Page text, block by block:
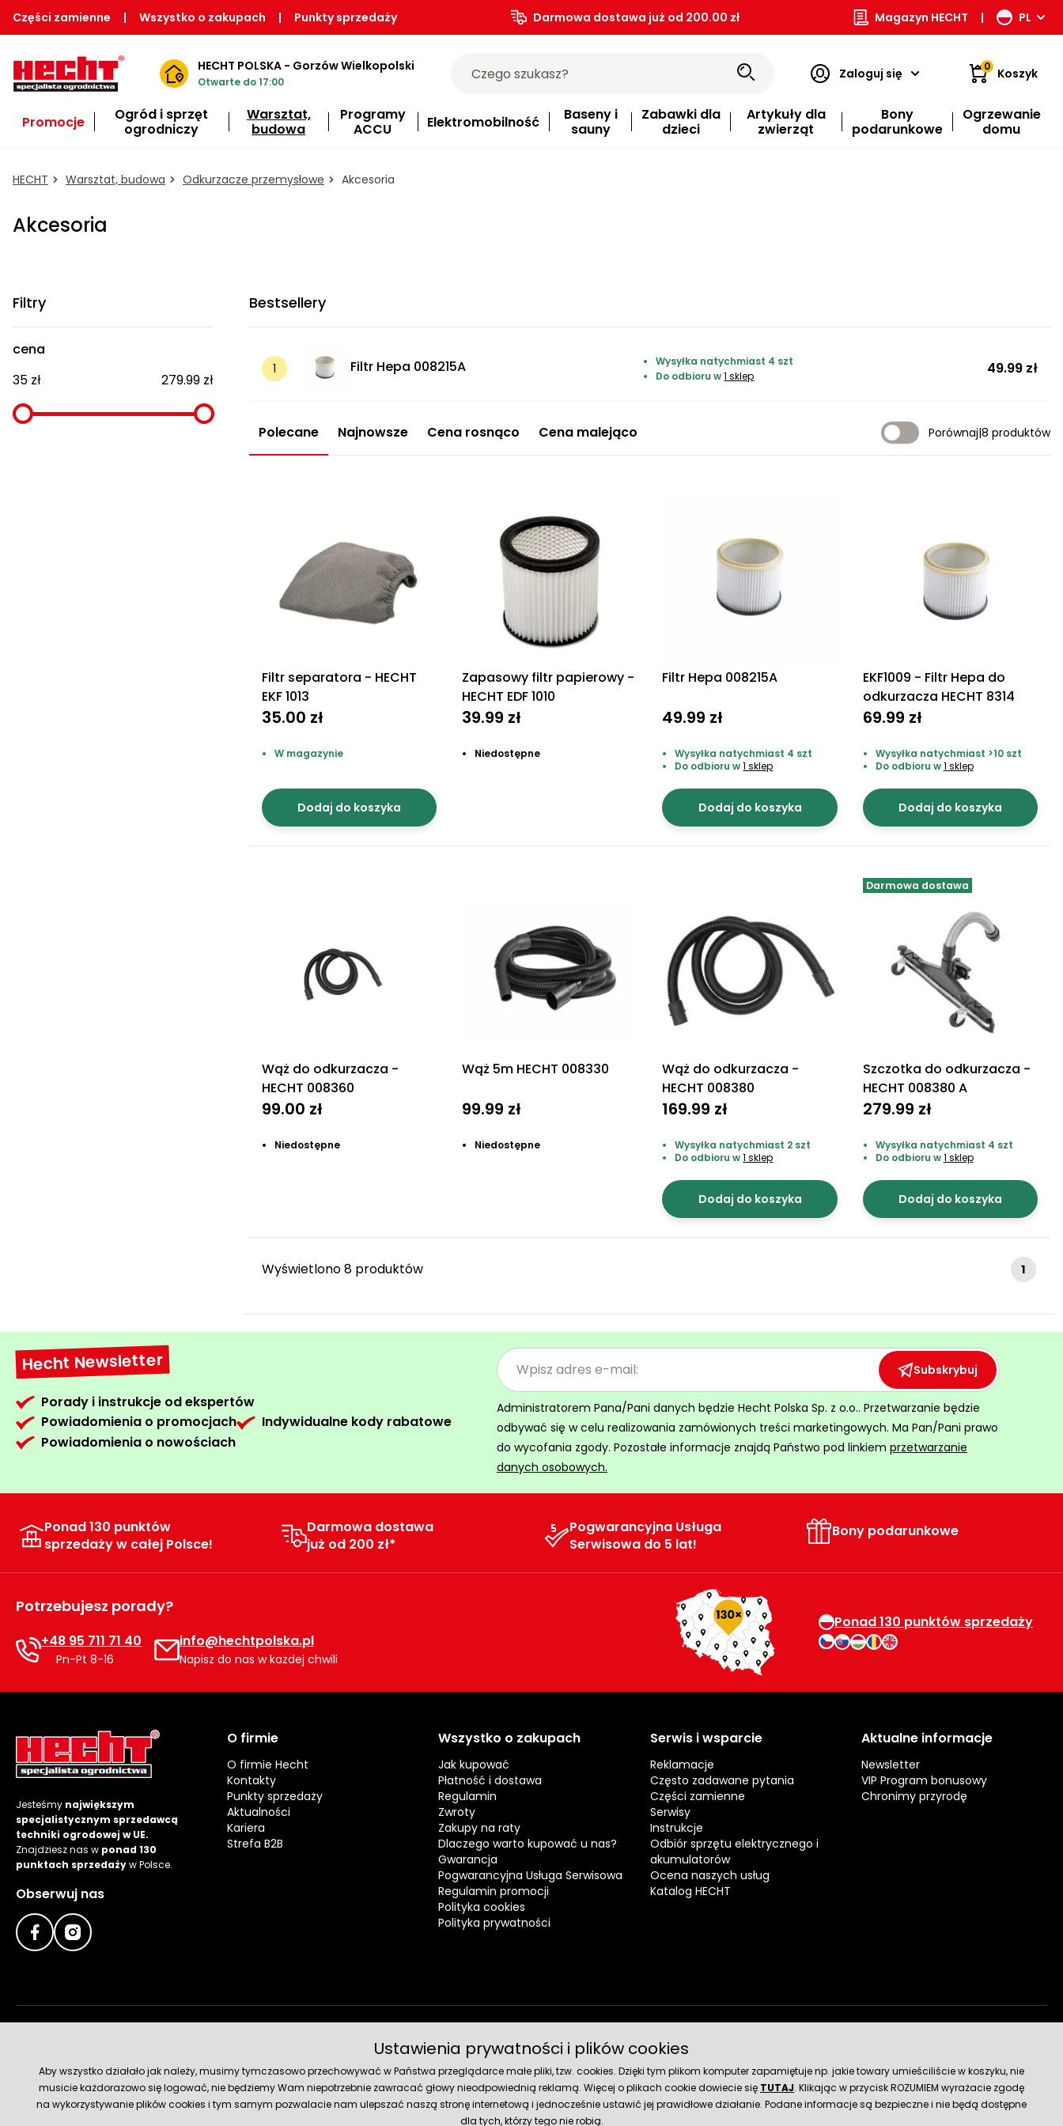
Części zamienne | Wszystko o zakupach | Punkty sprzedaży Darmowa dostawa już od 200.00 zł Magazyn HECHT | PL
HECHT POLSKA - Gorzów Wielkopolski
Otwarte do 17:00
Zaloguj się 0 Koszyk
Promocje
Ogród i sprzęt
ogrodniczy
Warsztat,
budowa
Programy
ACCU
Elektromobilność
Baseny i
sauny
Zabawki dla
dzieci
Artykuły dla
zwierząt
Bony
podarunkowe
Ogrzewanie
domu
HECHT Warsztat, budowa Odkurzacze przemysłowe Akcesoria
Akcesoria
Bestsellery
Filtr Hepa 008215A
Wysyłka natychmiast 4 szt
Do odbioru w1 sklep 49.99 zł
Filtry
cena
35 zł
279.99 zł
Polecane Najnowsze Cena rosnąco Cena malejąco Porównaj|8 produktów
Filtr separatora - HECHT
EKF 1013
35.00 zł
W magazynie
Dodaj do koszyka
Zapasowy filtr papierowy -
HECHT EDF 1010
39.99 zł
Niedostępne
Filtr Hepa 008215A
49.99 zł
Wysyłka natychmiast 4 szt
Do odbioru w1 sklep
Dodaj do koszyka
EKF1009 - Filtr Hepa do
odkurzacza HECHT 8314
69.99 zł
Wysyłka natychmiast >10 szt
Do odbioru w1 sklep
Dodaj do koszyka
Wąż do odkurzacza -
HECHT 008360
99.00 zł
Niedostępne
Wąż 5m HECHT 008330
99.99 zł
Niedostępne
Wąż do odkurzacza -
HECHT 008380
169.99 zł
Wysyłka natychmiast 2 szt
Do odbioru w1 sklep
Dodaj do koszyka
Darmowa dostawa
Szczotka do odkurzacza -
HECHT 008380 A
279.99 zł
Wysyłka natychmiast 4 szt
Do odbioru w1 sklep
Dodaj do koszyka
Wyświetlono 8 produktów 1
Hecht Newsletter
Porady i instrukcje od ekspertów
Powiadomienia o promocjach
Indywidualne kody rabatowe
Powiadomienia o nowościach
Subskrybuj
Administratorem Pana/Pani danych będzie Hecht Polska Sp. z o.o.. Przetwarzanie będzie
odbywać się w celu realizowania zamówionych treści marketingowych. Ma Pan/Pani prawo
do wycofania zgody. Pozostałe informacje znajdą Państwo pod linkiem przetwarzanie
danych osobowych.
Ponad 130 punktów
sprzedaży w całej Polsce!
Darmowa dostawa
już od 200 zł*
Pogwarancyjna Usługa
Serwisowa do 5 lat!
Bony podarunkowe
Potrzebujesz porady?
+48 95 711 71 40
Pn-Pt 8-16
info@hechtpolska.pl
Napisz do nas w każdej chwili
Ponad 130 punktów sprzedaży
Jesteśmy największym
specjalistycznym sprzedawcą
techniki ogrodowej w UE.
Znajdziesz nas w ponad 130
punktach sprzedażyw Polsce.
Obserwuj nas
O firmie
O firmie Hecht
Kontakty
Punkty sprzedaży
Aktualności
Kariera
Strefa B2B
Wszystko o zakupach
Jak kupować
Płatność i dostawa
Regulamin
Zwroty
Zakupy na raty
Dlaczego warto kupować u nas?
Gwarancja
Pogwarancyjna Usługa Serwisowa
Regulamin promocji
Polityka cookies
Polityka prywatności
Serwis i wsparcie
Reklamacje
Często zadawane pytania
Części zamienne
Serwisy
Instrukcje
Odbiór sprzętu elektrycznego i
akumulatorów
Ocena naszych usług
Katalog HECHT
Aktualne informacje
Newsletter
VIP Program bonusowy
Chronimy przyrodę
Metody dostawy
Ustawienia prywatności i plików cookies
Aby wszystko działało jak należy, musimy tymczasowo przechowywać w Państwa przeglądarce małe pliki, tzw. cookies. Dzięki tym plikom komputer zapamiętuje np. jakie towary umieściliście w koszyku, nie
musicie każdorazowo się logować, nie będziemy Wam niepotrzebnie zawracać głowy nieodpowiednią reklamą. Więcej o plikach cookie dowiecie się TUTAJ. Klikając w przycisk ROZUMIEM wyrażacie zgodę
na wykorzystywanie plików cookies i tym samym pozwalacie nam ulepszać naszą stronę internetową i jednocześnie ustawić jej prawidłowe działanie. Podane informacje są bezpieczne i nie będą dostępne
dla tych, którzy tego nie robią.